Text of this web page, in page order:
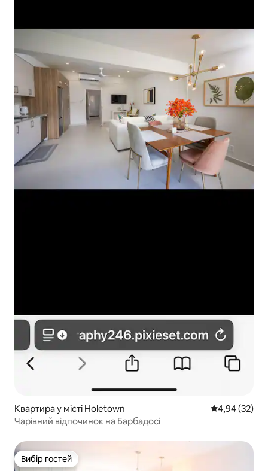
Квартира у місті Holetown Середня
4,94 (32)
Чарівний відпочинок на Барбадосі
Вибір гостей
Вибір гостей